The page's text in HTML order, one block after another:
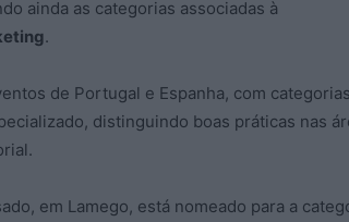
ainda as categorias associadas à
.
de Portugal e Espanha, com categorias
distinguindo boas práticas nas
em Lamego, está nomeado para a